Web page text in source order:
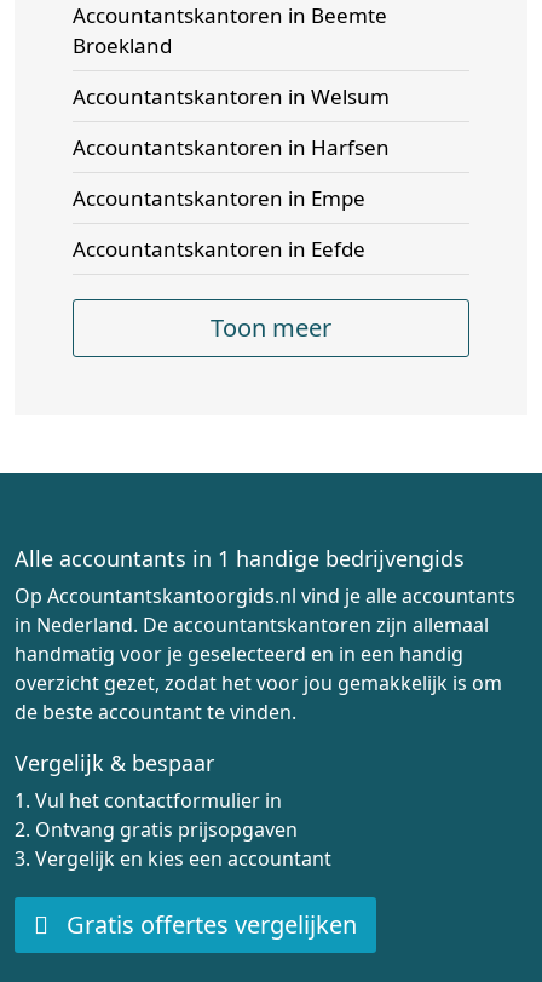
Accountantskantoren in Beemte
Broekland
Accountantskantoren in Welsum
Accountantskantoren in Harfsen
Accountantskantoren in Empe
Accountantskantoren in Eefde
Toon meer
Alle accountants in 1 handige bedrijvengids
Op Accountantskantoorgids.nl vind je alle accountants
in Nederland. De accountantskantoren zijn allemaal
handmatig voor je geselecteerd en in een handig
overzicht gezet, zodat het voor jou gemakkelijk is om
de beste accountant te vinden.
Vergelijk & bespaar
1. Vul het contactformulier in
2. Ontvang gratis prijsopgaven
3. Vergelijk en kies een accountant
Gratis offertes vergelijken